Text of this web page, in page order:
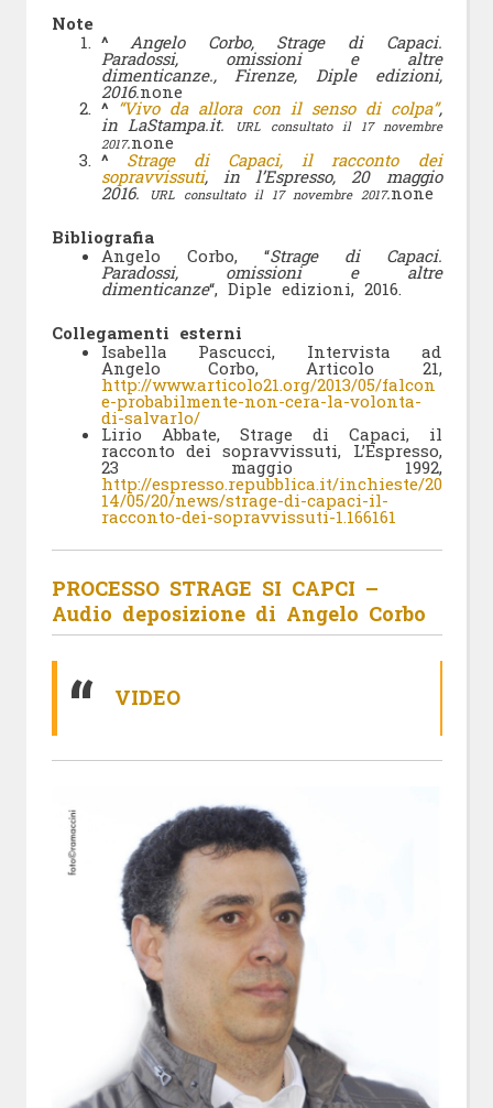
Note
^
Angelo Corbo, Strage di Capaci.
Paradossi, omissioni e altre
dimenticanze., Firenze, Diple edizioni,
2016.none
^ “Vivo da allora con il senso di colpa”,
in LaStampa.it.
URL consultato il 17 novembre
2017.none
^
Strage di Capaci, il racconto dei
sopravvissuti, in l’Espresso, 20 maggio
2016. URL consultato il 17 novembre 2017.none
Bibliografia
Angelo Corbo, “Strage di Capaci.
Paradossi, omissioni e altre
dimenticanze“, Diple edizioni, 2016.
Collegamenti esterni
Isabella Pascucci, Intervista ad
Angelo Corbo, Articolo 21,
http://www.articolo21.org/2013/05/falcon
e-probabilmente-non-cera-la-volonta-
di-salvarlo/
Lirio Abbate, Strage di Capaci, il
racconto dei sopravvissuti, L’Espresso,
23 maggio 1992,
http://espresso.repubblica.it/inchieste/20
14/05/20/news/strage-di-capaci-il-
racconto-dei-sopravvissuti-1.166161
PROCESSO STRAGE SI CAPCI –
Audio deposizione di Angelo Corbo
VIDEO